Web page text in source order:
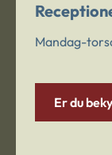
Mandag-
Er du